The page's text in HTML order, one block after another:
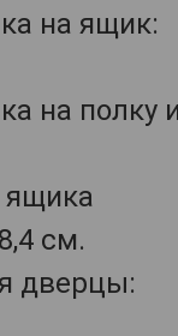
на ящик:
на полку
ящика
см.
дверцы: